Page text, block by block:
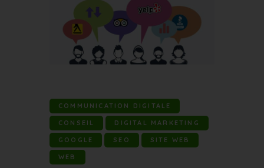
COMMUNICATION DIGITALE
CONSEIL DIGITAL MARKETING
GOOGLE SEO SITE WEB
WEB